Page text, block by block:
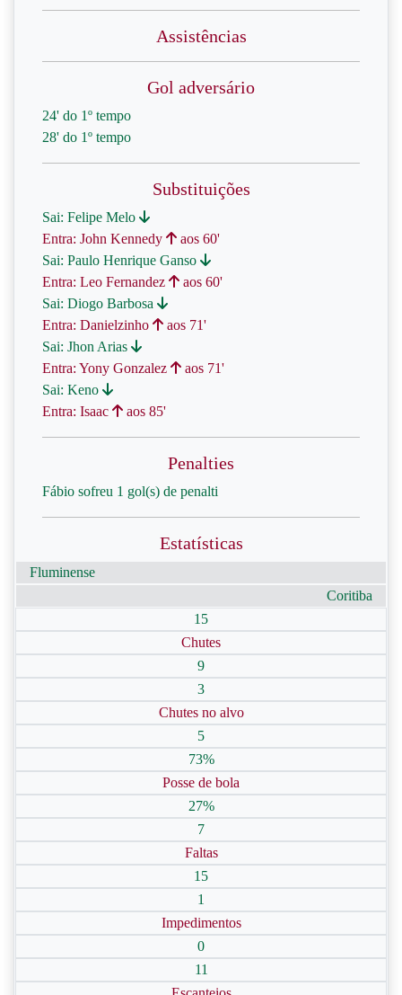
Assistências
Gol adversário
24' do 1º tempo
28' do 1º tempo
Substituições
Sai: Felipe Melo
Entra: John Kennedy
aos 60'
Sai: Paulo Henrique Ganso
Entra: Leo Fernandez
aos 60'
Sai: Diogo Barbosa
Entra: Danielzinho
aos 71'
Sai: Jhon Arias
Entra: Yony Gonzalez
aos 71'
Sai: Keno
Entra: Isaac
aos 85'
Penalties
Fábio sofreu 1 gol(s) de penalti
Estatísticas
Fluminense
Coritiba
15
Chutes
9
3
Chutes no alvo
5
73%
Posse de bola
27%
7
Faltas
15
1
Impedimentos
0
11